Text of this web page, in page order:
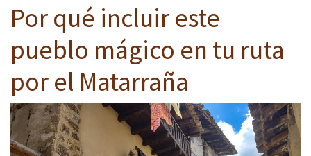
Por qué incluir este
pueblo mágico en tu ruta
por el Matarraña